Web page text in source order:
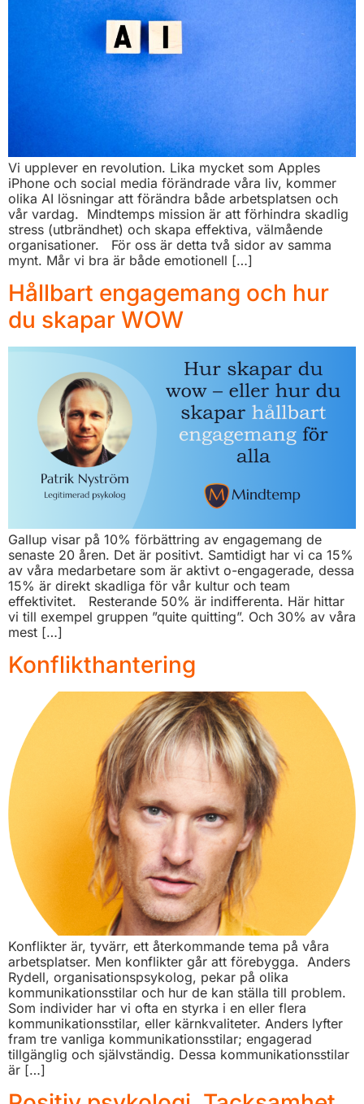
Vi upplever en revolution. Lika mycket som Apples
iPhone och social media förändrade våra liv, kommer
olika AI lösningar att förändra både arbetsplatsen och
vår vardag. Mindtemps mission är att förhindra skadlig
stress (utbrändhet) och skapa effektiva, välmående
organisationer. För oss är detta två sidor av samma
mynt. Mår vi bra är både emotionell […]
Hållbart engagemang och hur
du skapar WOW
Gallup visar på 10% förbättring av engagemang de
senaste 20 åren. Det är positivt. Samtidigt har vi ca 15%
av våra medarbetare som är aktivt o-engagerade, dessa
15% är direkt skadliga för vår kultur och team
effektivitet. Resterande 50% är indifferenta. Här hittar
vi till exempel gruppen ”quite quitting”. Och 30% av våra
mest […]
Konflikthantering
Konflikter är, tyvärr, ett återkommande tema på våra
arbetsplatser. Men konflikter går att förebygga. Anders
Rydell, organisationspsykolog, pekar på olika
kommunikationsstilar och hur de kan ställa till problem.
Som individer har vi ofta en styrka i en eller flera
kommunikationsstilar, eller kärnkvaliteter. Anders lyfter
fram tre vanliga kommunikationsstilar; engagerad
tillgänglig och självständig. Dessa kommunikationsstilar
är […]